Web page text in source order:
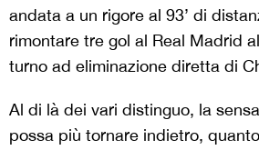
andata a un rigore al 93’ di
rimontare tre gol al Real Madrid
turno ad eliminazione diretta di
Al di là dei vari distinguo, la
possa più tornare indietro,